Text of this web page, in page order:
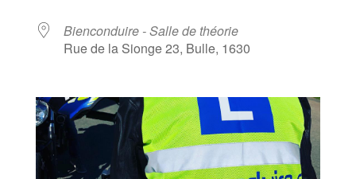
Bienconduire - Salle de théorie
Rue de la Sionge 23, Bulle, 1630